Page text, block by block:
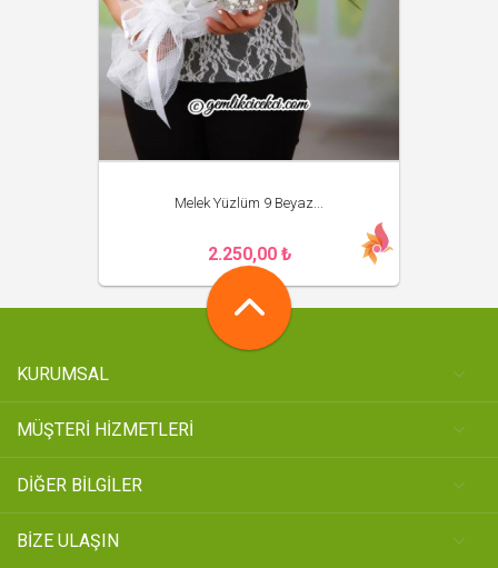
Melek Yüzlüm 9 Beyaz...
2.250,00 ₺
KURUMSAL
MÜŞTERİ HİZMETLERİ
DİĞER BİLGİLER
BİZE ULAŞIN